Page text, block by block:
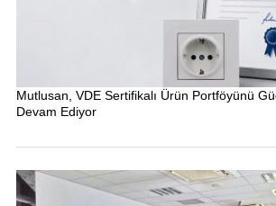
Mutlusan, VDE Sertifikalı Ürün Portföyünü
Devam Ediyor